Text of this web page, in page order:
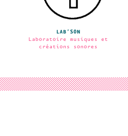
LAB’SON
Laboratoire musiques et
créations sonores